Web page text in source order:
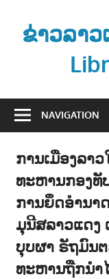
contentຂ່າວລາວ
າ
ລ
ະ
ຂໍ້
ນ
ຂ່
າ
NAVIGATION
ການເມືອງລາ
ທະຫານກອງທັ
ການຍຶດອຳນາ
ມຸນີສລາວແດງ
ບຸບຜາ ຣັຖມົນ
ທະຫານຖືກນຳ